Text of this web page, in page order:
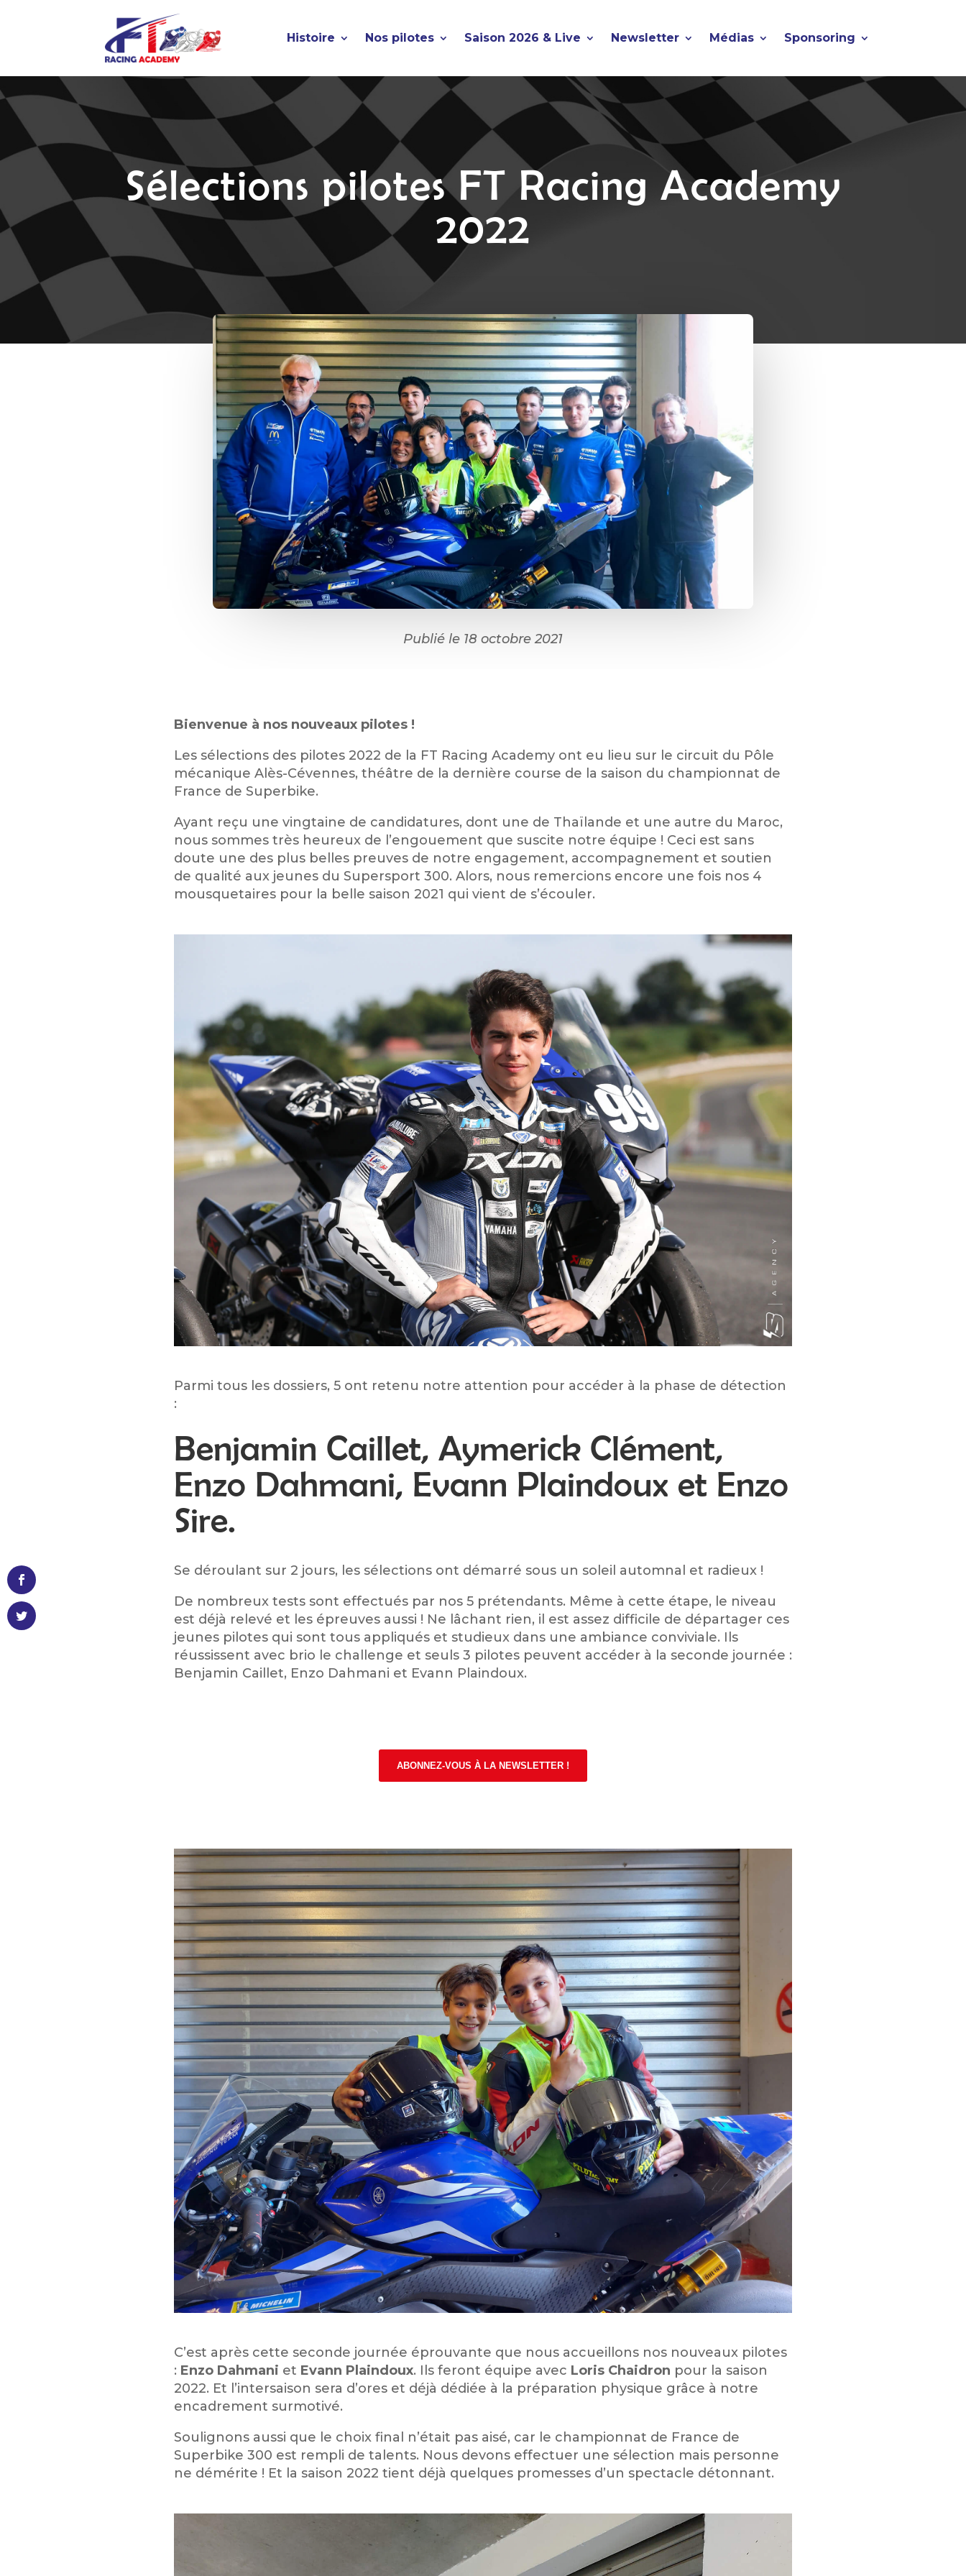
Histoire Nos pilotes Saison 2026 & Live Newsletter Médias Sponsoring
Sélections pilotes FT Racing Academy
2022
Publié le 18 octobre 2021
Bienvenue à nos nouveaux pilotes !
Les sélections des pilotes 2022 de la FT Racing Academy ont eu lieu sur le circuit du Pôle
mécanique Alès-Cévennes, théâtre de la dernière course de la saison du championnat de
France de Superbike.
Ayant reçu une vingtaine de candidatures, dont une de Thaïlande et une autre du Maroc,
nous sommes très heureux de l’engouement que suscite notre équipe ! Ceci est sans
doute une des plus belles preuves de notre engagement, accompagnement et soutien
de qualité aux jeunes du Supersport 300. Alors, nous remercions encore une fois nos 4
mousquetaires pour la belle saison 2021 qui vient de s’écouler.
Parmi tous les dossiers, 5 ont retenu notre attention pour accéder à la phase de détection
:
Benjamin Caillet, Aymerick Clément,
Enzo Dahmani, Evann Plaindoux et Enzo
Sire.
Se déroulant sur 2 jours, les sélections ont démarré sous un soleil automnal et radieux !
De nombreux tests sont effectués par nos 5 prétendants. Même à cette étape, le niveau
est déjà relevé et les épreuves aussi ! Ne lâchant rien, il est assez difficile de départager ces
jeunes pilotes qui sont tous appliqués et studieux dans une ambiance conviviale. Ils
réussissent avec brio le challenge et seuls 3 pilotes peuvent accéder à la seconde journée :
Benjamin Caillet, Enzo Dahmani et Evann Plaindoux.
ABONNEZ-VOUS À LA NEWSLETTER !
C’est après cette seconde journée éprouvante que nous accueillons nos nouveaux pilotes
: Enzo Dahmani et Evann Plaindoux. Ils feront équipe avec Loris Chaidron pour la saison
2022. Et l’intersaison sera d’ores et déjà dédiée à la préparation physique grâce à notre
encadrement surmotivé.
Soulignons aussi que le choix final n’était pas aisé, car le championnat de France de
Superbike 300 est rempli de talents. Nous devons effectuer une sélection mais personne
ne démérite ! Et la saison 2022 tient déjà quelques promesses d’un spectacle détonnant.